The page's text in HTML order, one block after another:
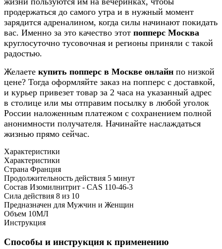
продержаться до самого утра и в нужный момент
зарядится адреналином, когда силы начинают покидать
вас. Именно за это качество этот попперс Москва
круглосуточно тусовочная и регионы приняли с такой
радостью.
Желаете купить попперс в Москве онлайн по низкой
цене? Тогда оформляйте заказ на попперс с доставкой,
и курьер привезет товар за 2 часа на указанный адрес
в столице или мы отправим посылку в любой уголок
России наложенным платежом с сохранением полной
анонимности получателя. Начинайте наслаждаться
жизнью прямо сейчас.
Характеристики
Характеристики
Страна Франция
Продолжительность действия 5 минут
Состав Изомилнитрит - CAS 110-46-3
Сила действия 8 из 10
Предназначен для Мужчин и Женщин
Объем 10МЛ
Инструкция
Способы и инструкция к применению